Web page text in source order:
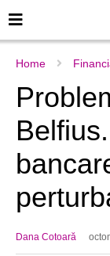
Home
Dana Cotoară